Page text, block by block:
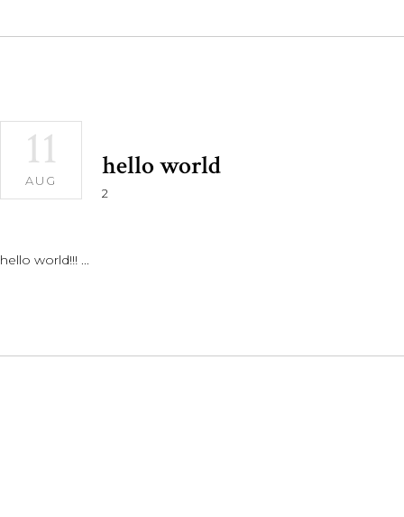
11
AUG hello world
2
hello world!!!